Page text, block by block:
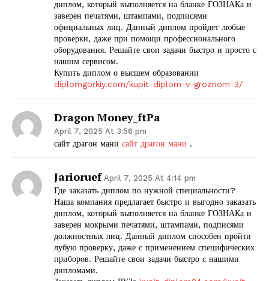
диплом, который выполняется на бланке ГОЗНАКа и
заверен печатями, штампами, подписями
официальных лиц. Данный диплом пройдет любые
проверки, даже при помощи профессионального
оборудования. Решайте свои задачи быстро и просто с
нашим сервисом.
Купить диплом о высшем образовании
diplomgorkiy.com/kupit-diplom-v-groznom-3/
Dragon Money_ftPa
April 7, 2025 At 3:56 pm
сайт драгон мани сайт драгон мани .
Jarioruef April 7, 2025 At 4:14 pm
Где заказать диплом по нужной специальности?
Наша компания предлагает быстро и выгодно заказать
диплом, который выполняется на бланке ГОЗНАКа и
заверен мокрыми печатями, штампами, подписями
должностных лиц. Данный диплом способен пройти
лубую проверку, даже с применением специфических
приборов. Решайте свои задачи быстро с нашими
дипломами.